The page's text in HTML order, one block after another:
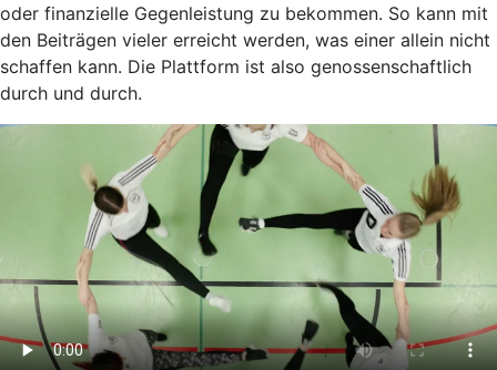
oder finanzielle Gegenleistung zu bekommen. So kann mit
den Beiträgen vieler erreicht werden, was einer allein nicht
schaffen kann. Die Plattform ist also genossenschaftlich
durch und durch.